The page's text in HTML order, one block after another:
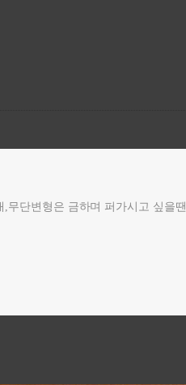
무단변형은 금하며 퍼가시고 싶을